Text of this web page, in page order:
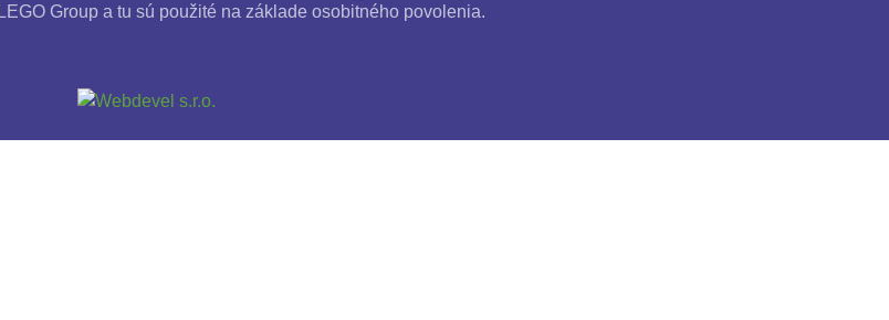
Group a tu sú použité na základe osobitného povolenia.